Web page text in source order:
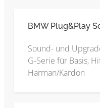
BMW Plug&Play
Sound- und
G-Serie für Basis,
Harman/Kardon